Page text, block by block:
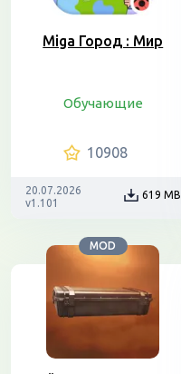
Miga Город : Мир
Обучающие
10908
20.07.2026
v1.101
619 MB
MOD